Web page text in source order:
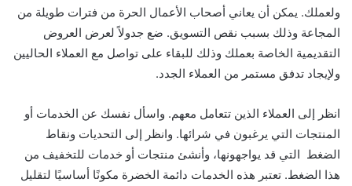
ولعملك. يمكن أن يعاني أصحاب الأعمال الحرة من فترات طويلة من
المجاعة وذلك بسبب نقص التسويق. ضع جدولاً لعرض العروض
التقديمية الخاصة بعملك وذلك للبقاء على تواصل مع العملاء الحاليين
ولإيجاد تدفق مستمر من العملاء الجدد.
انظر إلى العملاء الذين تتعامل معهم. واسأل نفسك عن الخدمات أو
المنتجات التي يرغبون في شرائها. وانظر إلى التحديات ونقاط
الضغط التي قد يواجهونها، وأنشئ منتجات أو خدمات للتخفيف من
هذا الضغط. تعتبر هذه الخدمات دائمة الخضرة مكونًا أساسيًا لتقليل